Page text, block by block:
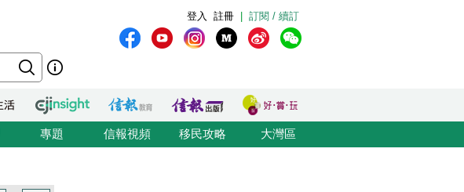
訂閱 / 續訂
註冊
登入
專題 信報視頻 移民攻略 大灣區